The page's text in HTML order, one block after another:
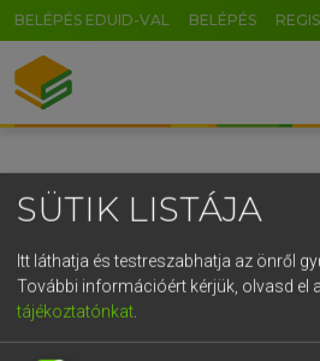
BELÉPÉS EDUID-VAL BELÉPÉS
SÜTIK LISTÁJA
Itt láthatja és testreszabhatja az önről
További információért kérjük, olvasd el
tájékoztatónkat
GR
5
g h k l
v b n m , .